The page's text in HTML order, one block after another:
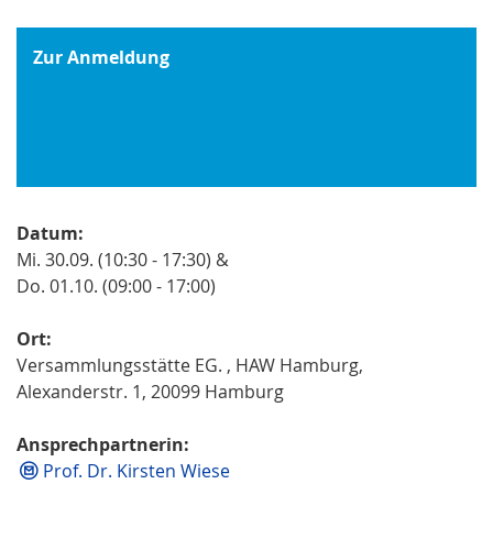
Zur Anmeldung
Datum:
Mi. 30.09. (10:30 - 17:30) &
Do. 01.10. (09:00 - 17:00)
Ort:
Versammlungsstätte EG. , HAW Hamburg,
Alexanderstr. 1, 20099 Hamburg
Ansprechpartnerin:
Prof. Dr. Kirsten Wiese